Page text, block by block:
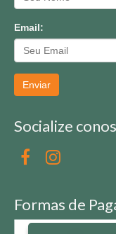
Email:
Enviar
Socialize
Formas de